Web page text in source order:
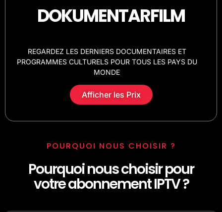
DOKUMENTARFILM
REGARDEZ LES DERNIERS DOCUMENTAIRES ET
PROGRAMMES CULTURELS POUR TOUS LES PAYS DU
MONDE
Afficher les Prix
POURQUOI NOUS CHOISIR ?
Pourquoi nous choisir pour
votre abonnement IPTV ?